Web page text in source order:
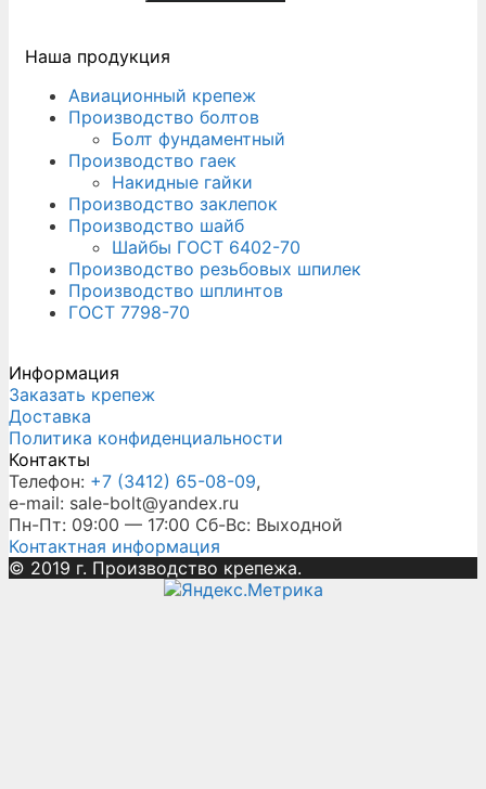
Наша продукция
Авиационный крепеж
Производство болтов
Болт фундаментный
Производство гаек
Накидные гайки
Производство заклепок
Производство шайб
Шайбы ГОСТ 6402-70
Производство резьбовых шпилек
Производство шплинтов
ГОСТ 7798-70
Информация
Заказать крепеж
Доставка
Политика конфиденциальности
Контакты
Телефон: +7 (3412) 65-08-09,
e-mail: sale-bolt@yandex.ru
Пн-Пт: 09:00 — 17:00 Сб-Вс: Выходной
Контактная информация
© 2019 г. Производство крепежа.